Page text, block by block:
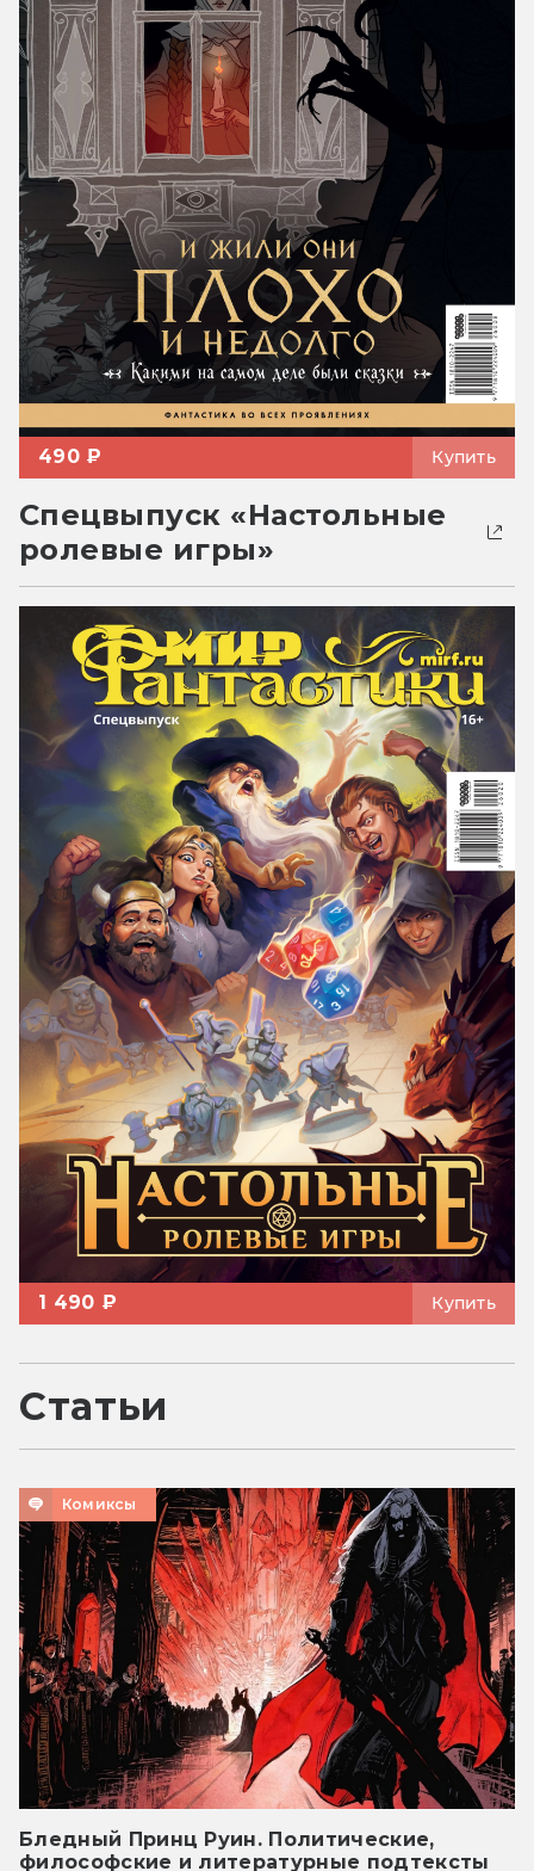
490 ₽ Купить
Спецвыпуск «Настольные
ролевые игры»
1 490 ₽ Купить
Статьи
Комиксы
Бледный Принц Руин. Политические,
философские и литературные подтексты